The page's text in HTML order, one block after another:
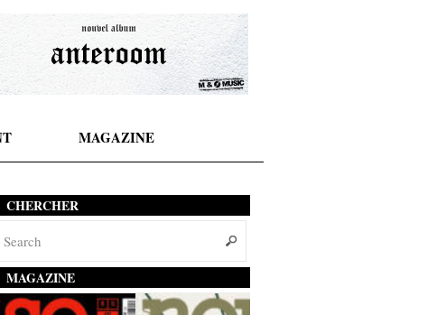
MAGAZINE
CHERCHER
MAGAZINE